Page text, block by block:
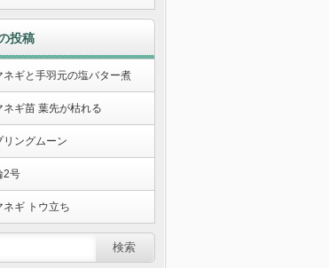
投稿
ネギと手羽元の塩バター煮
ネギ苗 葉先が枯れる
リングムーン
2号
ネギ トウ立ち